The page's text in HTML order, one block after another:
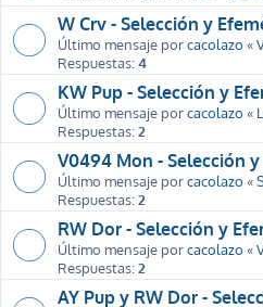
W Crv - Selección y
Último mensaje porcacolazo «
Respuestas:4
KW Pup - Selección y
Último mensaje porcacolazo «
Respuestas:2
V0494 Mon - Selección
Último mensaje porcacolazo «
Respuestas:2
RW Dor - Selección y
Último mensaje porcacolazo «
Respuestas:2
AY Pup y RW Dor -